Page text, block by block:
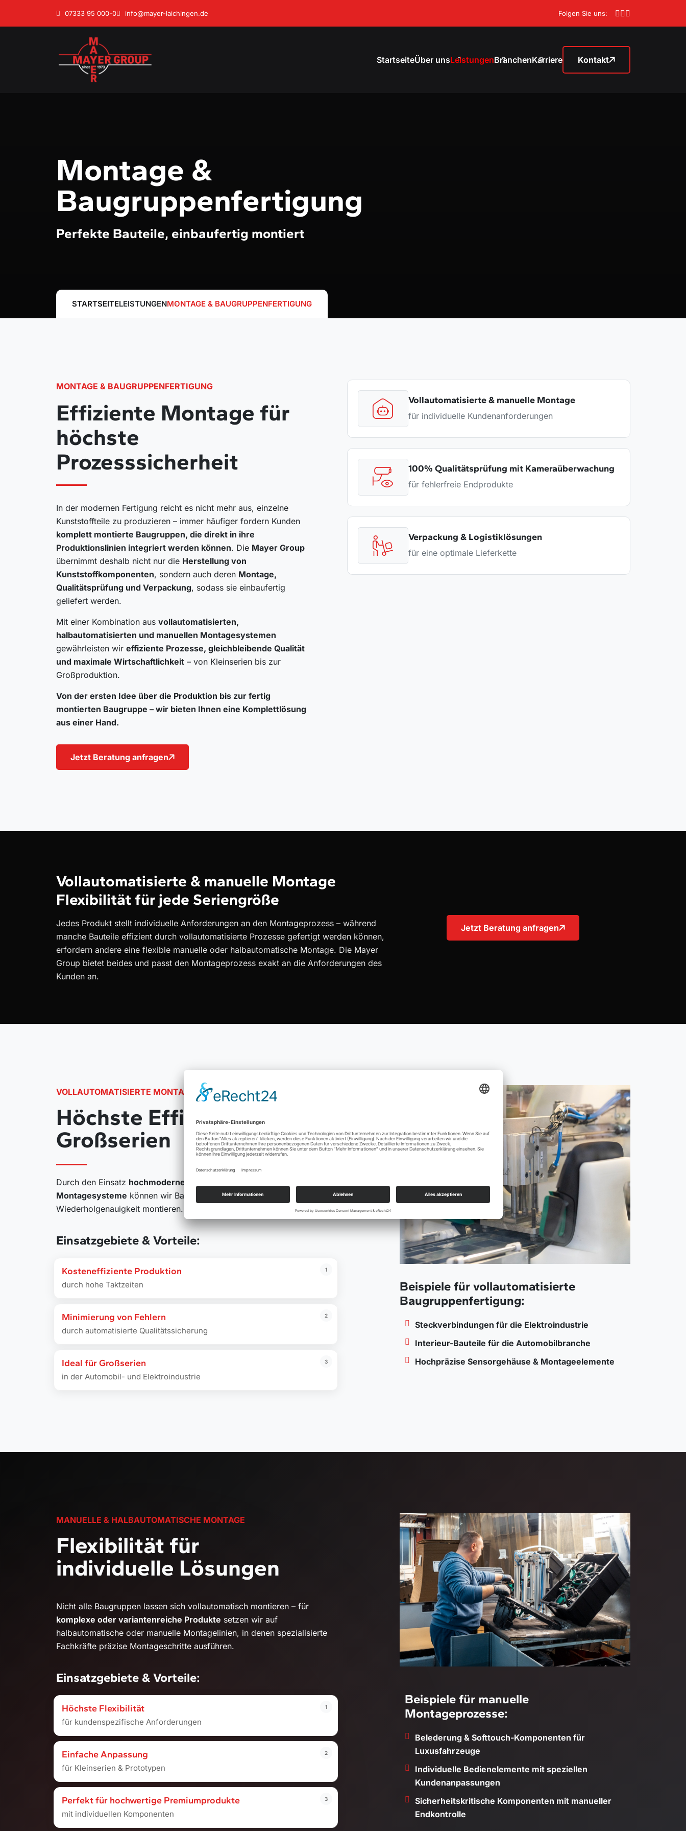
07333 95 000-0 info@mayer-laichingen.de Folgen Sie uns:
StartseiteÜber unsLeistungenBranchenKarriere Kontakt
Montage &
Baugruppenfertigung
Perfekte Bauteile, einbaufertig montiert
STARTSEITELEISTUNGENMONTAGE & BAUGRUPPENFERTIGUNG
MONTAGE & BAUGRUPPENFERTIGUNG
Effiziente Montage für
höchste
Prozesssicherheit
In der modernen Fertigung reicht es nicht mehr aus, einzelne
Kunststoffteile zu produzieren – immer häufiger fordern Kunden
komplett montierte Baugruppen, die direkt in ihre
Produktionslinien integriert werden können. Die Mayer Group
übernimmt deshalb nicht nur die Herstellung von
Kunststoffkomponenten, sondern auch deren Montage,
Qualitätsprüfung und Verpackung, sodass sie einbaufertig
geliefert werden.
Mit einer Kombination aus vollautomatisierten,
halbautomatisierten und manuellen Montagesystemen
gewährleisten wir effiziente Prozesse, gleichbleibende Qualität
und maximale Wirtschaftlichkeit– von Kleinserien bis zur
Großproduktion.
Von der ersten Idee über die Produktion bis zur fertig
montierten Baugruppe – wir bieten Ihnen eine Komplettlösung
aus einer Hand.
Jetzt Beratung anfragen
Vollautomatisierte & manuelle Montage
für individuelle Kundenanforderungen
100% Qualitätsprüfung mit Kameraüberwachung
für fehlerfreie Endprodukte
Verpackung & Logistiklösungen
für eine optimale Lieferkette
Vollautomatisierte & manuelle Montage
Flexibilität für jede Seriengröße
Jedes Produkt stellt individuelle Anforderungen an den Montageprozess – während
manche Bauteile effizient durch vollautomatisierte Prozesse gefertigt werden können,
erfordern andere eine flexible manuelle oder halbautomatische Montage. Die Mayer
Group bietet beides und passt den Montageprozess exakt an die Anforderungen des
Kunden an.
Jetzt Beratung anfragen
VOLLAUTOMATISIERTE MONTAGE
Höchste Effizienz für
Großserien
Durch den Einsatz hochmoderner, robotergesteuerter
Montagesysteme können wir Bauteile mit höchster Präzision und
Wiederholgenauigkeit montieren.
Einsatzgebiete & Vorteile:
1
Kosteneffiziente Produktion
durch hohe Taktzeiten
2
Minimierung von Fehlern
durch automatisierte Qualitätssicherung
3
Ideal für Großserien
in der Automobil- und Elektroindustrie
Beispiele für vollautomatisierte
Baugruppenfertigung:
Steckverbindungen für die Elektroindustrie
Interieur-Bauteile für die Automobilbranche
Hochpräzise Sensorgehäuse & Montageelemente
MANUELLE & HALBAUTOMATISCHE MONTAGE
Flexibilität für
individuelle Lösungen
Nicht alle Baugruppen lassen sich vollautomatisch montieren – für
komplexe oder variantenreiche Produkte setzen wir auf
halbautomatische oder manuelle Montagelinien, in denen spezialisierte
Fachkräfte präzise Montageschritte ausführen.
Einsatzgebiete & Vorteile:
1
Höchste Flexibilität
für kundenspezifische Anforderungen
2
Einfache Anpassung
für Kleinserien & Prototypen
3
Perfekt für hochwertige Premiumprodukte
mit individuellen Komponenten
Beispiele für manuelle
Montageprozesse:
Belederung & Softtouch-Komponenten für
Luxusfahrzeuge
Individuelle Bedienelemente mit speziellen
Kundenanpassungen
Sicherheitskritische Komponenten mit manueller
Endkontrolle